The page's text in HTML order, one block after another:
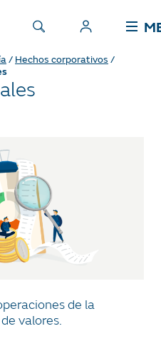
/ Hechos corporativos /
de la
valores.